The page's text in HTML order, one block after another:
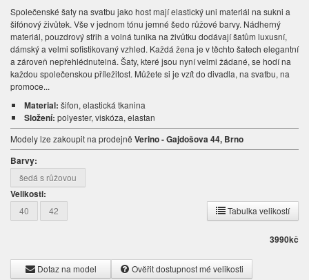
Společenské šaty na svatbu jako host mají elastický uni materiál na sukni a
šifónový živůtek. Vše v jednom tónu jemné šedo růžové barvy. Nádherný
materiál, pouzdrový střih a volná tunika na živůtku dodávají šatům luxusní,
dámský a velmi sofistikovaný vzhled. Každá žena je v těchto šatech elegantní
a zároveň nepřehlédnutelná. Šaty, které jsou nyní velmi žádané, se hodí na
každou společenskou příležitost. Můžete si je vzít do divadla, na svatbu, na
promoce...
Material: šifon, elastická tkanina
Složení: polyester, viskóza, elastan
Modely lze zakoupit na prodejně Verino - Gajdošova 44, Brno
Barvy:
šedá s růžovou
Velikosti:
40 42 Tabulka velikostí
3990kč
Dotaz na model Ověřit dostupnost mé velikosti